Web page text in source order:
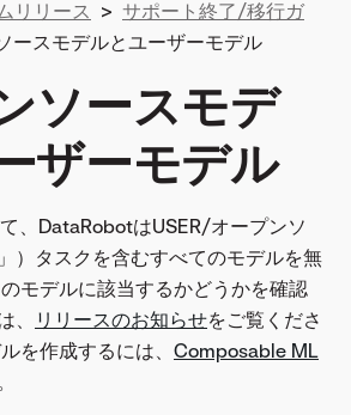
リリース > サポート終了/移行ガ
ースモデルとユーザーモデル
ソースモデ
ザーモデル
、DataRobotはUSER/オープンソ
）タスクを含むすべてのモデルを無
モデルに該当するかどうかを確認
、
リリースのお知らせをご覧くださ
を作成するには、 Composable ML